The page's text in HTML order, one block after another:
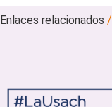
Enlaces relacionados/